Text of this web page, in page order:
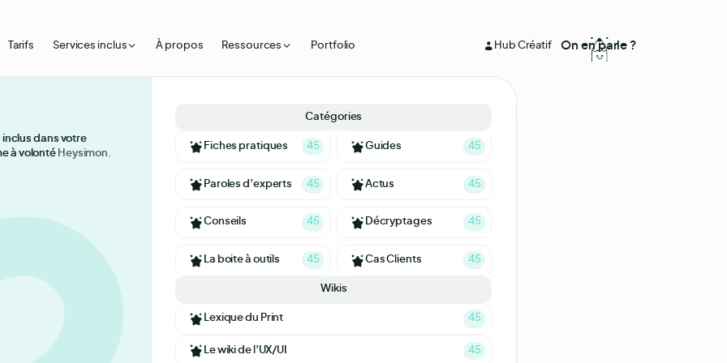
Tarifs Services inclus
inclus dans votre
à volonté Heysimon.
Illustrations & Pictos
Brand assets
Créations digitales
À propos Ressources
inclus dans votre
à volonté
Catégories
Fiches pratiques 45 Guides 45
Paroles d’experts 45 Actus 45
Conseils 45 Décryptages 45
La boite à outils 45 Cas Clients 45
Wikis
Lexique du Print 45
Le wiki de l’UX/UI 45
Portfolio Hub Créatif On en parle ?
assets, en illimité avec
Heysimon.
guidelines
... donnez vie à vos besoins en illimité grâce à
notre service graphique par abonnement.
Ils nous font confiance